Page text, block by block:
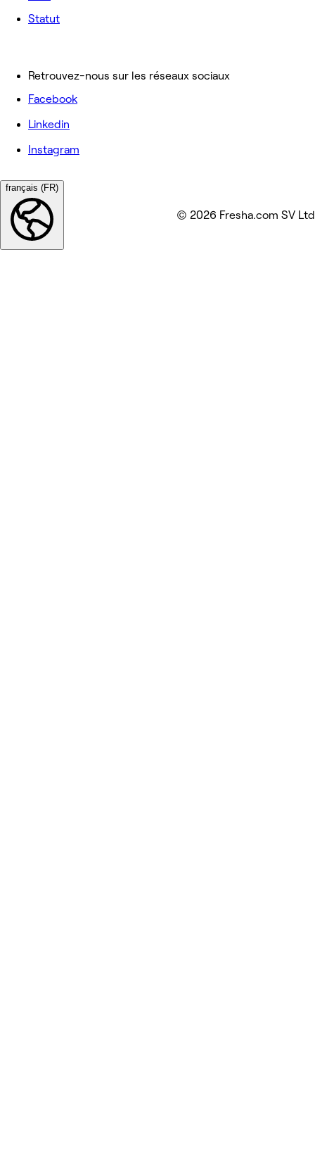
Statut
Retrouvez-nous sur les réseaux sociaux
Facebook
Linkedin
Instagram
français (FR)
© 2026 Fresha.com SV Ltd